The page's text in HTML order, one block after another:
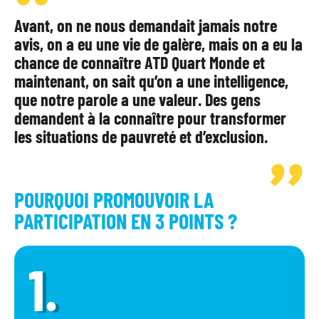
Avant, on ne nous demandait jamais notre
avis, on a eu une vie de galère, mais on a eu la
chance de connaître ATD Quart Monde et
maintenant, on sait qu’on a une intelligence,
que notre parole a une valeur. Des gens
demandent à la connaître pour transformer
les situations de pauvreté et d’exclusion.
POURQUOI PROMOUVOIR LA
PARTICIPATION EN 3 POINTS ?
1.